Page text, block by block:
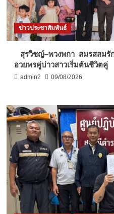
ข่าวประชาสัมพันธ์
สุรวิชญ์–พวงพกา สมรสสมรั
อวยพรคู่บ่าวสาวเริ่มต้นชีวิตคู่
admin2 09/08/2026